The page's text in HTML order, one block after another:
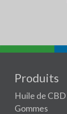
Produits
Huile de CBD
Gommes